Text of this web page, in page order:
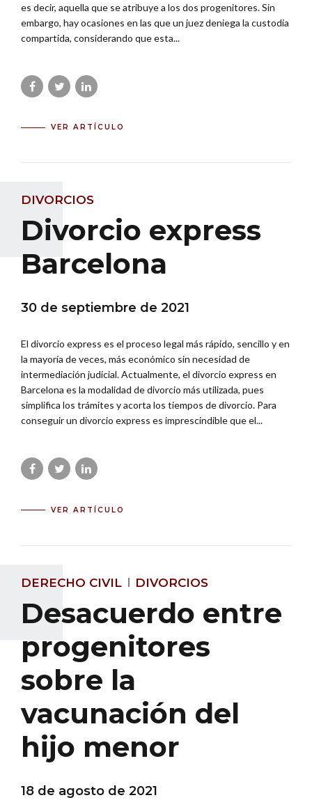
es decir, aquella que se atribuye a los dos progenitores. Sin
embargo, hay ocasiones en las que un juez deniega la custodia
compartida, considerando que esta...
VER ARTÍCULO
DIVORCIOS
Divorcio express
Barcelona
30 de septiembre de 2021
El divorcio express es el proceso legal más rápido, sencillo y en
la mayoría de veces, más económico sin necesidad de
intermediación judicial. Actualmente, el divorcio express en
Barcelona es la modalidad de divorcio más utilizada, pues
simplifica los trámites y acorta los tiempos de divorcio. Para
conseguir un divorcio express es imprescindible que el...
VER ARTÍCULO
DERECHO CIVIL DIVORCIOS
Desacuerdo entre
progenitores
sobre la
vacunación del
hijo menor
18 de agosto de 2021